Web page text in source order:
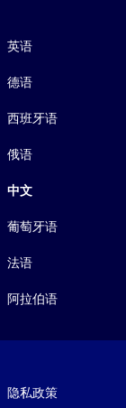
英语
德语
西班牙语
俄语
中文
葡萄牙语
法语
阿拉伯语
隐私政策